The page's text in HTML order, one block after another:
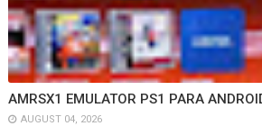
AMRSX1 EMULATOR PS1 PARA
AUGUST 04, 2026